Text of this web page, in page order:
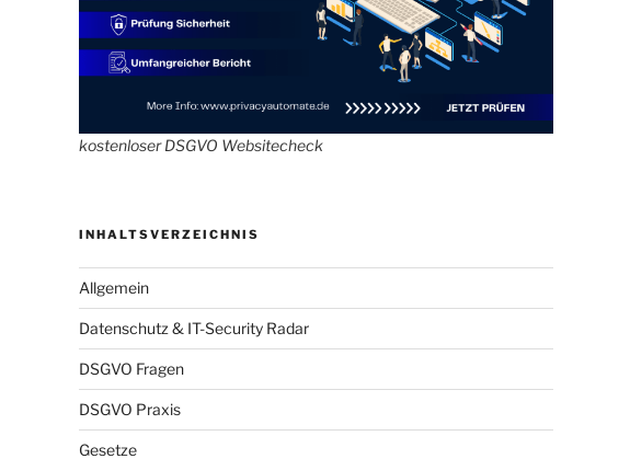
kostenloser DSGVO Websitecheck
INHALTSVERZEICHNIS
Allgemein
Datenschutz & IT-Security Radar
DSGVO Fragen
DSGVO Praxis
Gesetze